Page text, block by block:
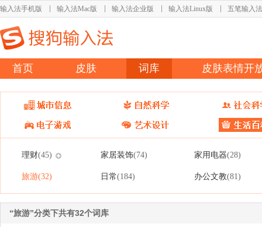
输入法手机版 输入法Mac版 输入法企业版 输入法Linux版 五笔输入法
首页 皮肤 词库 皮肤表情开
理财(45) 家居装饰(74) 家用电器(28)
旅游(32) 日常(184) 办公文教(81)
“旅游”分类下共有32个词库